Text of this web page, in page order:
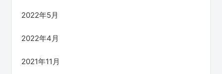
2022年5月
2022年4月
2021年11月